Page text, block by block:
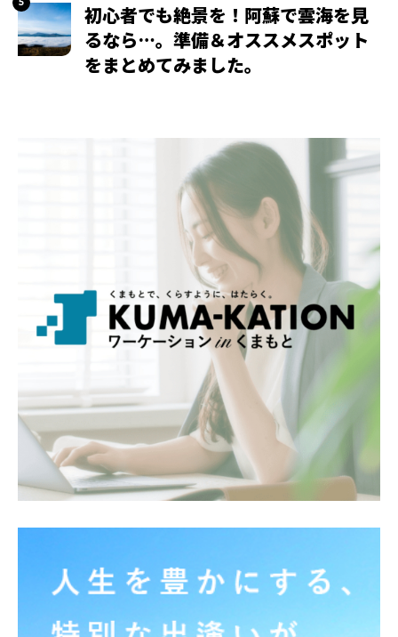
初心者でも絶景を！阿蘇で雲海を見
るなら…。準備＆オススメスポット
をまとめてみました。